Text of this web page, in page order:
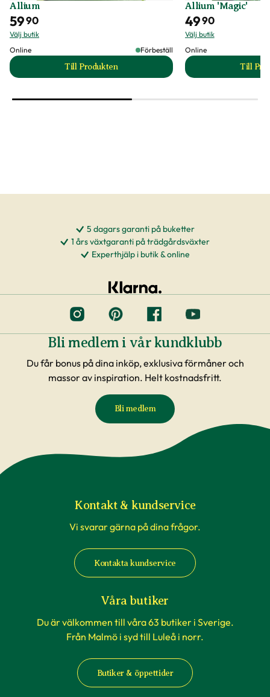
Allium
5990
Välj butik
Online
Förbeställ
Till Produkten
till Allium produktsida
Allium 'Magic'
4990
Välj butik
Online
Till
5 dagars garanti på buketter
1 års växtgaranti på trädgårdsväxter
Experthjälp i butik & online
Bli medlem i vår kundklubb
Du får bonus på dina inköp, exklusiva förmåner och
massor av inspiration. Helt kostnadsfritt.
Bli medlem
Kontakt & kundservice
Vi svarar gärna på dina frågor.
Kontakta kundservice
Våra butiker
Du är välkommen till våra 63 butiker i Sverige.
Från Malmö i syd till Luleå i norr.
Butiker & öppettider